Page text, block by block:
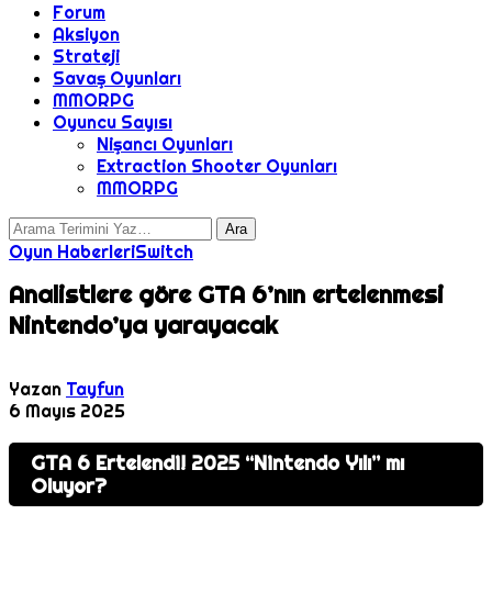
Forum
Aksiyon
Strateji
Savaş Oyunları
MMORPG
Oyuncu Sayısı
Nişancı Oyunları
Extraction Shooter Oyunları
MMORPG
Oyun HaberleriSwitch
Analistlere göre GTA 6’nın ertelenmesi
Nintendo’ya yarayacak
Yazan Tayfun
6 Mayıs 2025
GTA 6 Ertelendi! 2025 “Nintendo Yılı” mı
Oluyor?